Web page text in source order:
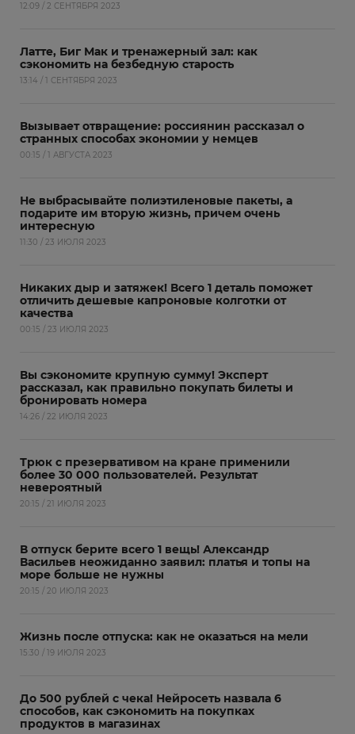
12:09 / 2 СЕНТЯБРЯ 2023
Латте, Биг Мак и тренажерный зал: как
сэкономить на безбедную старость
13:14 / 1 СЕНТЯБРЯ 2023
Вызывает отвращение: россиянин рассказал о
странных способах экономии у немцев
00:15 / 1 АВГУСТА 2023
Не выбрасывайте полиэтиленовые пакеты, а
подарите им вторую жизнь, причем очень
интересную
11:30 / 23 ИЮЛЯ 2023
Никаких дыр и затяжек! Всего 1 деталь поможет
отличить дешевые капроновые колготки от
качества
00:15 / 23 ИЮЛЯ 2023
Вы сэкономите крупную сумму! Эксперт
рассказал, как правильно покупать билеты и
бронировать номера
14:26 / 22 ИЮЛЯ 2023
Трюк с презервативом на кране применили
более 30 000 пользователей. Результат
невероятный
20:15 / 21 ИЮЛЯ 2023
В отпуск берите всего 1 вещь! Александр
Васильев неожиданно заявил: платья и топы на
море больше не нужны
20:15 / 20 ИЮЛЯ 2023
Жизнь после отпуска: как не оказаться на мели
15:30 / 19 ИЮЛЯ 2023
До 500 рублей с чека! Нейросеть назвала 6
способов, как сэкономить на покупках
продуктов в магазинах